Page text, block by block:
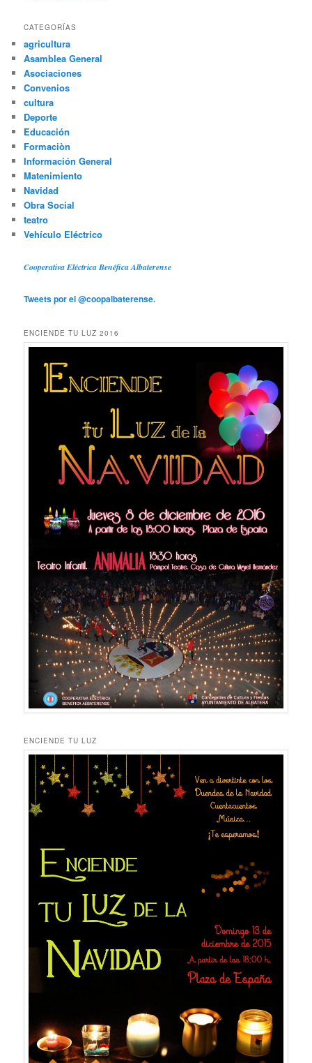
CATEGORÍAS
agricultura
Asamblea General
Asociaciones
Convenios
cultura
Deporte
Educación
Formaciòn
Información General
Matenimiento
Navidad
Obra Social
teatro
Vehículo Eléctrico
Cooperativa Eléctrica Benéfica Albaterense
Tweets por el @coopalbaterense.
ENCIENDE TU LUZ 2016
ENCIENDE TU LUZ